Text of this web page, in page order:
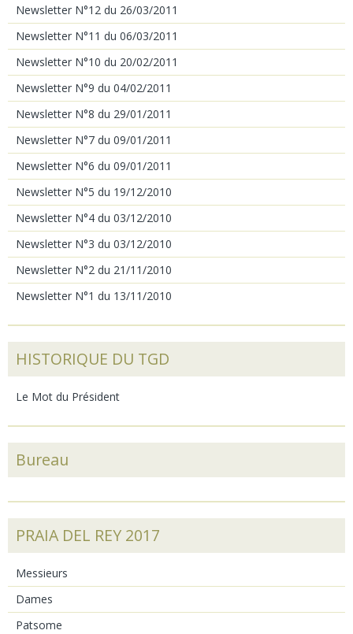
Newsletter N°12 du 26/03/2011
Newsletter N°11 du 06/03/2011
Newsletter N°10 du 20/02/2011
Newsletter N°9 du 04/02/2011
Newsletter N°8 du 29/01/2011
Newsletter N°7 du 09/01/2011
Newsletter N°6 du 09/01/2011
Newsletter N°5 du 19/12/2010
Newsletter N°4 du 03/12/2010
Newsletter N°3 du 03/12/2010
Newsletter N°2 du 21/11/2010
Newsletter N°1 du 13/11/2010
HISTORIQUE DU TGD
Le Mot du Président
Bureau
PRAIA DEL REY 2017
Messieurs
Dames
Patsome